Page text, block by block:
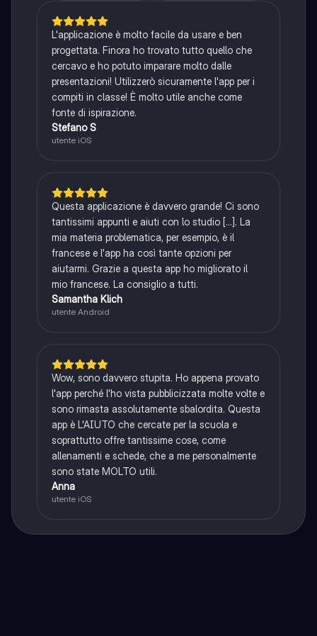
L'applicazione è molto facile da usare e ben
progettata. Finora ho trovato tutto quello che
cercavo e ho potuto imparare molto dalle
presentazioni! Utilizzerò sicuramente l'app per i
compiti in classe! È molto utile anche come
fonte di ispirazione.
Stefano S
utente iOS
Questa applicazione è davvero grande! Ci sono
tantissimi appunti e aiuti con lo studio [...]. La
mia materia problematica, per esempio, è il
francese e l'app ha così tante opzioni per
aiutarmi. Grazie a questa app ho migliorato il
mio francese. La consiglio a tutti.
Samantha Klich
utente Android
Wow, sono davvero stupita. Ho appena provato
l'app perché l'ho vista pubblicizzata molte volte e
sono rimasta assolutamente sbalordita. Questa
app è L'AIUTO che cercate per la scuola e
soprattutto offre tantissime cose, come
allenamenti e schede, che a me personalmente
sono state MOLTO utili.
Anna
utente iOS